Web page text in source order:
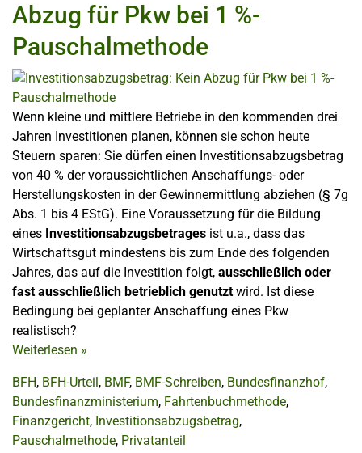
Abzug für Pkw bei 1 %-
Pauschalmethode
Wenn kleine und mittlere Betriebe in den kommenden drei
Jahren Investitionen planen, können sie schon heute
Steuern sparen: Sie dürfen einen Investitionsabzugsbetrag
von 40 % der voraussichtlichen Anschaffungs- oder
Herstellungskosten in der Gewinnermittlung abziehen (§ 7g
Abs. 1 bis 4 EStG). Eine Voraussetzung für die Bildung
eines Investitionsabzugsbetrages ist u.a., dass das
Wirtschaftsgut mindestens bis zum Ende des folgenden
Jahres, das auf die Investition folgt, ausschließlich oder
fast ausschließlich betrieblich genutztwird. Ist diese
Bedingung bei geplanter Anschaffung eines Pkw
realistisch?
Weiterlesen »
BFH, BFH-Urteil, BMF, BMF-Schreiben, Bundesfinanzhof,
Bundesfinanzministerium, Fahrtenbuchmethode,
Finanzgericht, Investitionsabzugsbetrag,
Pauschalmethode, Privatanteil